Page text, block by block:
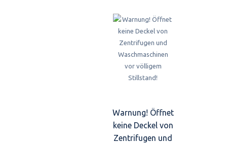
Warnung! Öffnet
keine Deckel von
Zentrifugen und